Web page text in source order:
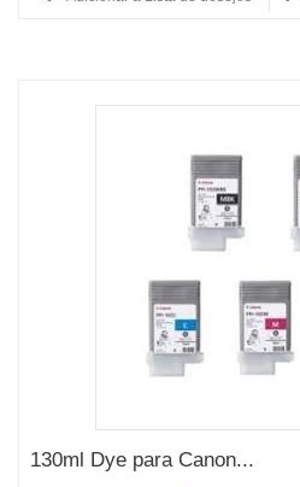
130ml Dye para Canon...